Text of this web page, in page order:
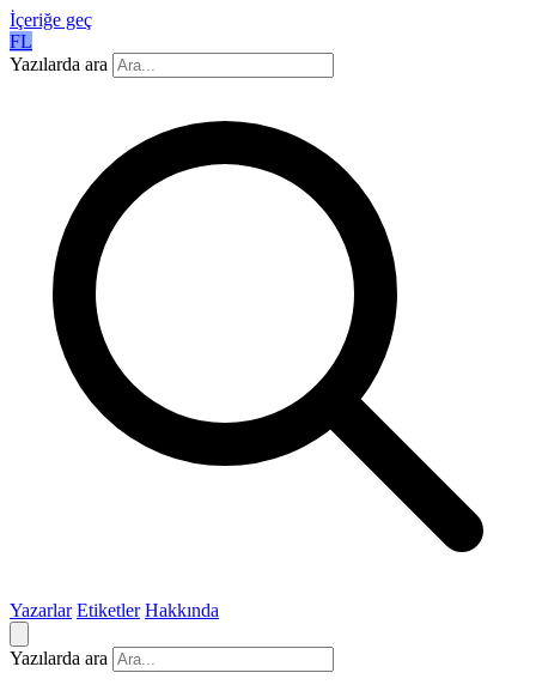
İçeriğe geç
FL
Yazılarda ara
Yazarlar Etiketler Hakkında
Yazılarda ara